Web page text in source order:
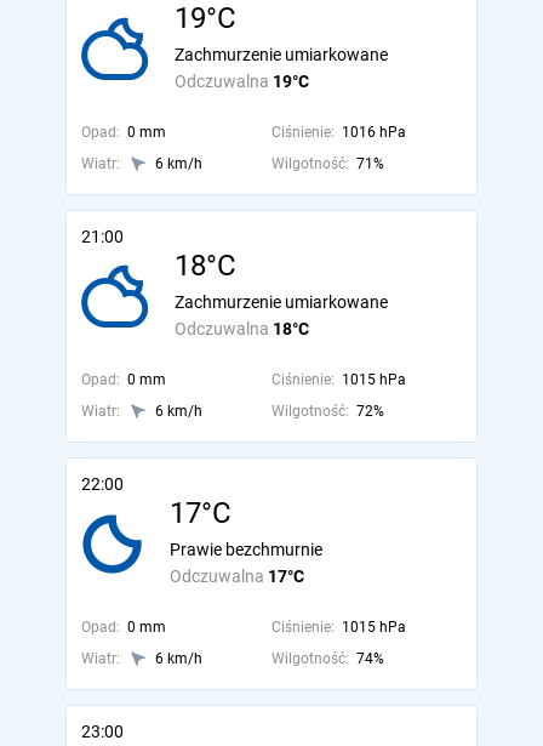
19°C
Odczuwalna 19°C
Zachmurzenie umiarkowane
Opad: 0 mm Ciśnienie: 1016 hPa
Wiatr:
6 km/h Wilgotność: 71%
21:00
18°C
Odczuwalna 18°C
Zachmurzenie umiarkowane
Opad: 0 mm Ciśnienie: 1015 hPa
Wiatr:
6 km/h Wilgotność: 72%
22:00
17°C
Odczuwalna 17°C
Prawie bezchmurnie
Opad: 0 mm Ciśnienie: 1015 hPa
Wiatr:
6 km/h Wilgotność: 74%
23:00